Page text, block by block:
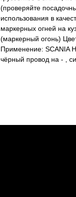
(проверяйте
использования в
маркерных огней на
(маркерный огонь)
Применение: SCANIA
чёрный провод на - ,